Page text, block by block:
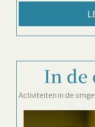
In de
Activiteiten in de